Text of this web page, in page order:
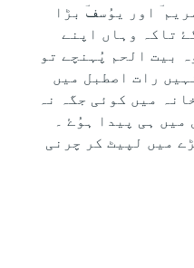
اور یوُسفؔ بڑا
تاکہ وہاں اپنے
بیت الحم پُہنچے تو
رات اصطبل میں
میں کوئی جگہ نہ
میں ہی پیدا ہوُۓ ۔
میں لپیٹ کر چرنی